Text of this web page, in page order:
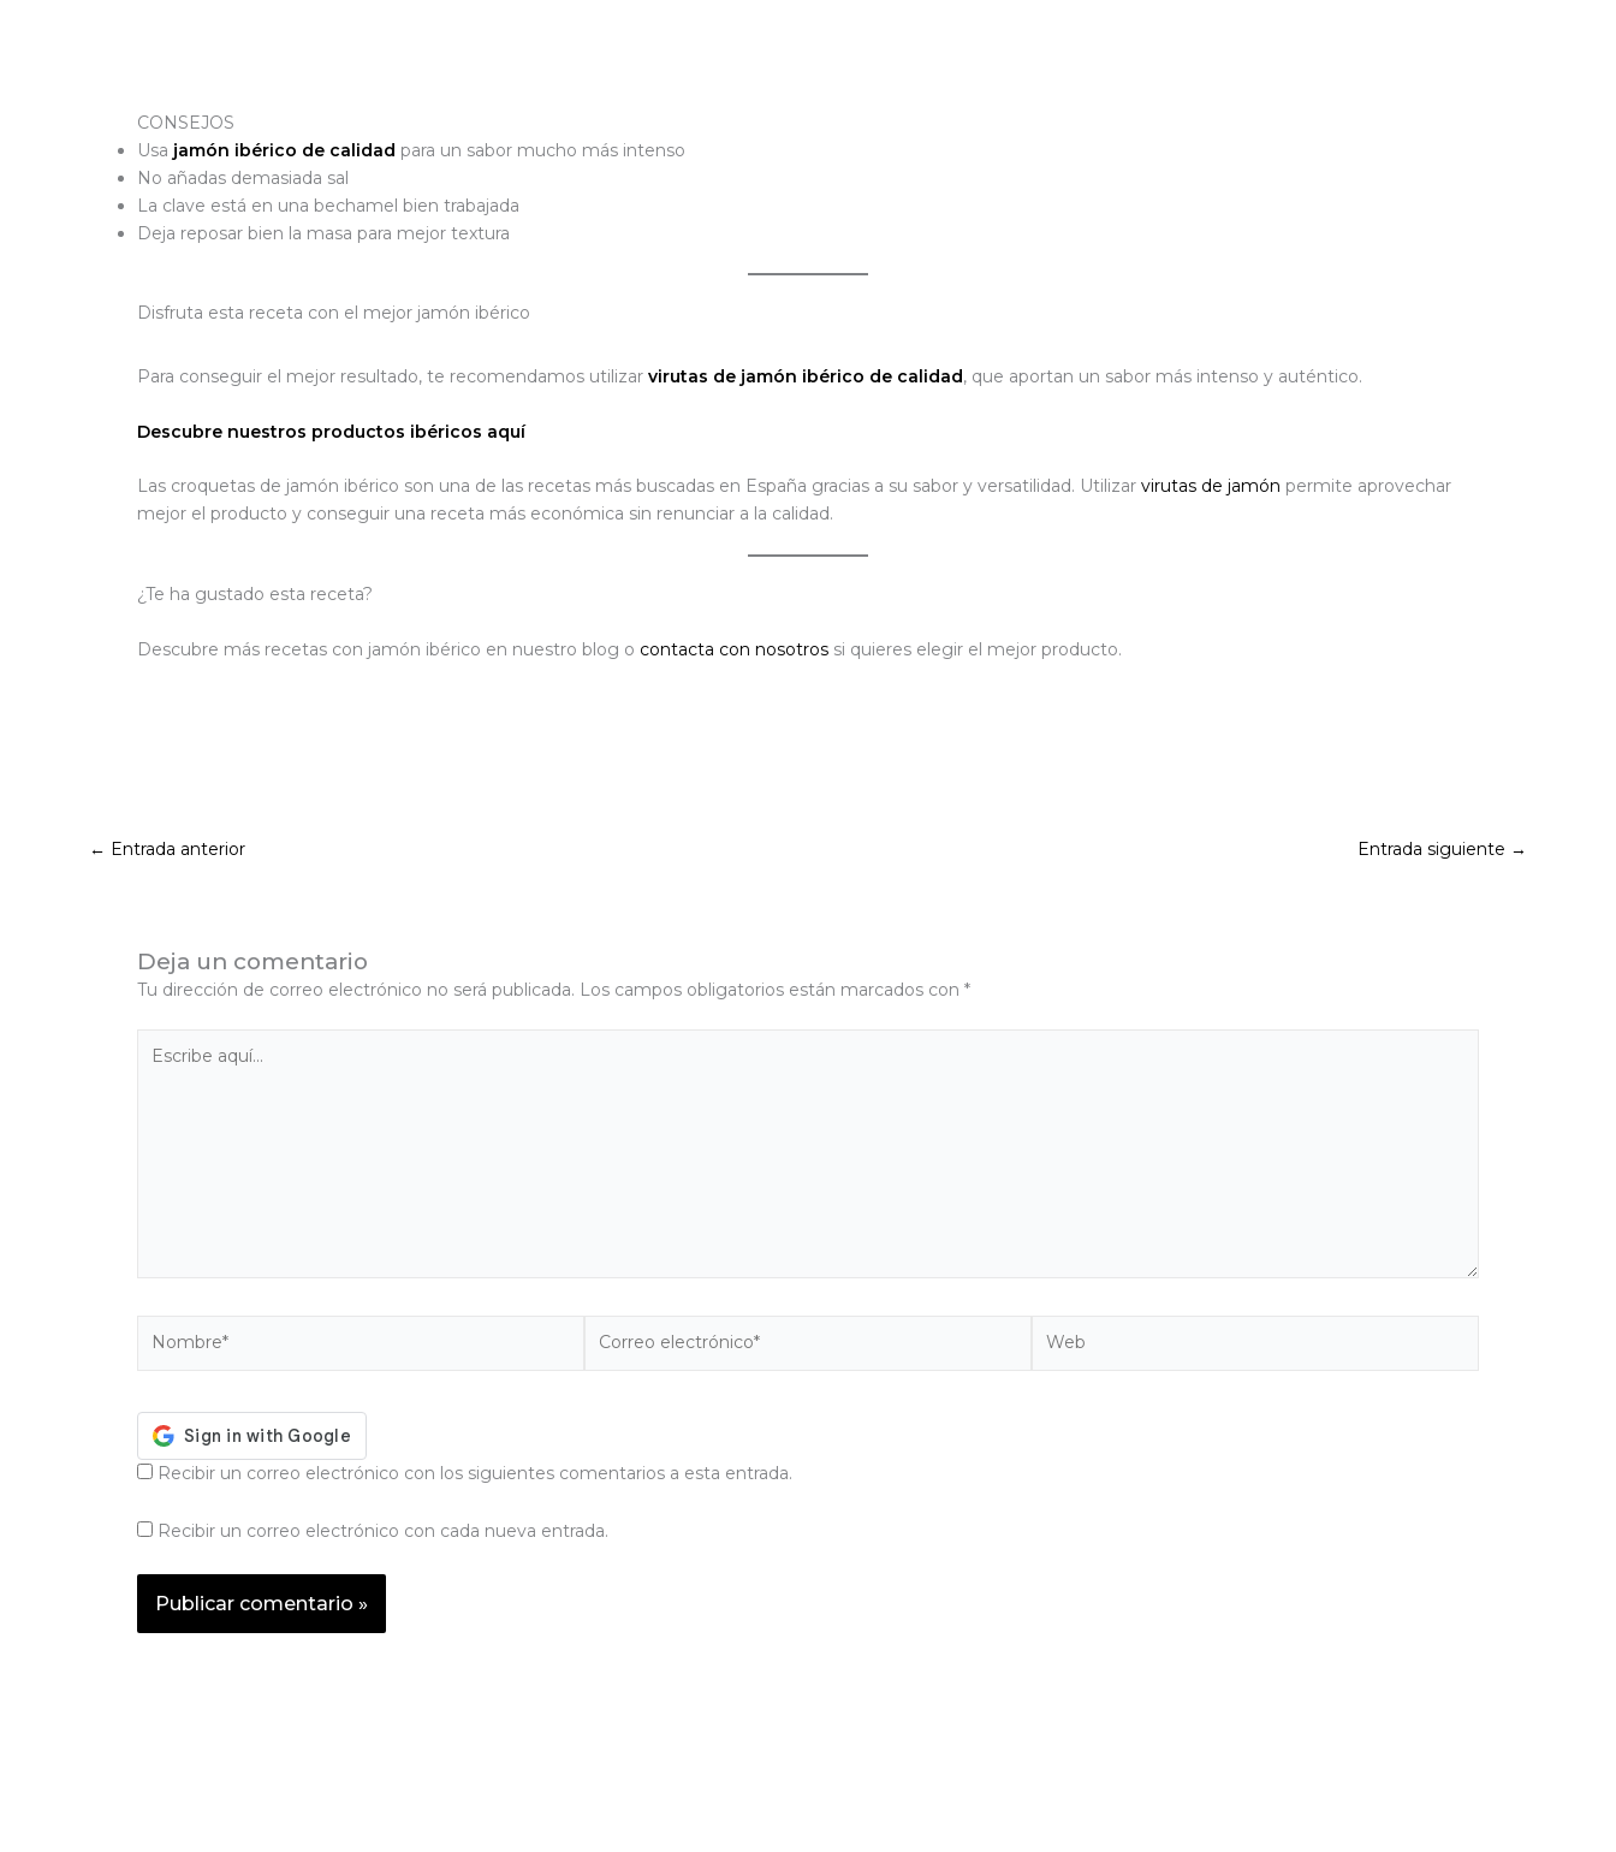
CONSEJOS
Usa jamón ibérico de calidad para un sabor mucho más intenso
No añadas demasiada sal
La clave está en una bechamel bien trabajada
Deja reposar bien la masa para mejor textura
Disfruta esta receta con el mejor jamón ibérico
Para conseguir el mejor resultado, te recomendamos utilizar virutas de jamón ibérico de calidad, que aportan un sabor más intenso y auténtico.
Descubre nuestros productos ibéricos aquí
Las croquetas de jamón ibérico son una de las recetas más buscadas en España gracias a su sabor y versatilidad. Utilizar virutas de jamón permite aprovechar
mejor el producto y conseguir una receta más económica sin renunciar a la calidad.
¿Te ha gustado esta receta?
Descubre más recetas con jamón ibérico en nuestro blog o contacta con nosotros si quieres elegir el mejor producto.
← Entrada anterior Entrada siguiente →
Deja un comentario
Tu dirección de correo electrónico no será publicada. Los campos obligatorios están marcados con *
aquí...
electrónico*
Recibir un correo electrónico con los siguientes comentarios a esta entrada.
Recibir un correo electrónico con cada nueva entrada.